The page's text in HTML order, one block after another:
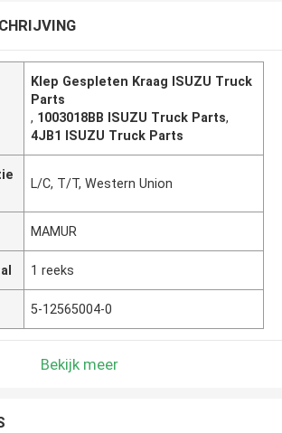
Klep Gespleten Kraag ISUZU Truck
Parts
, 1003018BB ISUZU Truck Parts,
4JB1 ISUZU Truck Parts
L/C, T/T, Western Union
MAMUR
1 reeks
5-12565004-0
Bekijk meer